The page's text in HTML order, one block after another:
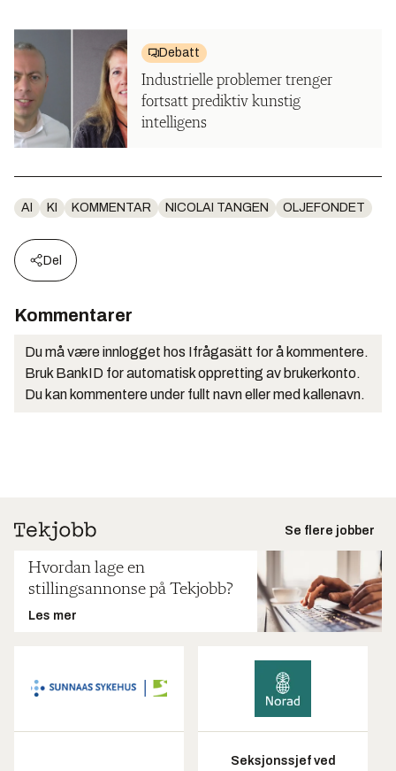
Debatt
Industrielle problemer trenger
fortsatt prediktiv kunstig
intelligens
AI KI KOMMENTAR NICOLAI TANGEN OLJEFONDET
Del
Kommentarer
Du må være innlogget hos Ifrågasätt for å kommentere.
Bruk BankID for automatisk oppretting av brukerkonto.
Du kan kommentere under fullt navn eller med kallenavn.
Se flere jobber
Hvordan lage en
stillingsannonse på Tekjobb?
Les mer
Seksjonssjef ved